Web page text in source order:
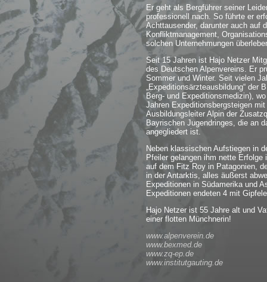
Er geht als Bergführer seiner
professionell nach. So führte er
Achttausender, darunter auch auf
Konfliktmanagement,
solchen Unternehmungen
Seit 15 Jahren ist Hajo Netzer
des Deutschen Alpenvereins. Er
Sommer und Winter. Seit vielen
„Expeditionsärzteausbildung“ der
Berg- und Expeditionsmedizin),
Jahren Expeditionsbergsteigen
Ausbildungsleiter Alpin der
Bayrischen Jugendringes, die an
angegliedert ist.
Neben klassischen Aufstiegen in
Pfeiler gelangen ihm nette
auf dem Fitz Roy in Patagonien,
in der Antarktis, alles äußerst
Expeditionen in Südamerika und
Expeditionen endeten 4 mit
Hajo Netzer ist 55 Jahre alt und
einer flotten Münchnerin!
www.alpenverein.de
www.bexmed.de
www.zq-ep.de
www.institutgauting.de